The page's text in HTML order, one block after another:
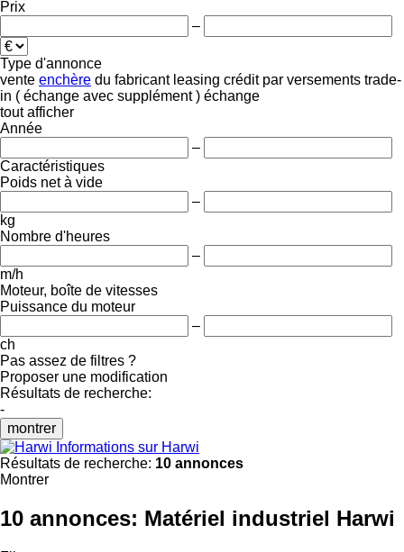
Prix
–
Type d'annonce
vente enchère du fabricant leasing crédit par versements trade-
in ( échange avec supplément ) échange
tout afficher
Année
–
Caractéristiques
Poids net à vide
–
kg
Nombre d'heures
–
m/h
Moteur, boîte de vitesses
Puissance du moteur
–
ch
Pas assez de filtres ?
Proposer une modification
Résultats de recherche:
-
montrer
Informations sur Harwi
Résultats de recherche: 10 annonces
Montrer
10 annonces: Matériel industriel Harwi